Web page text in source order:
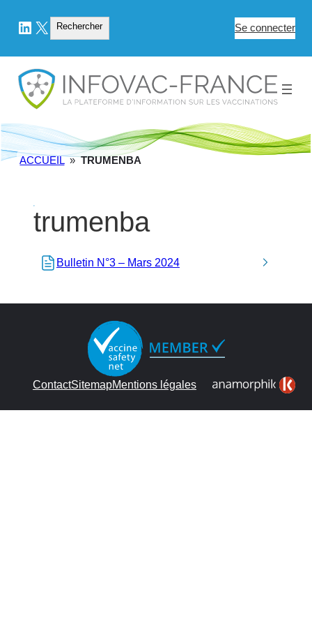
LinkedIn
X Rechercher
Rechercher Se connecter
ACCUEIL » TRUMENBA
trumenba
Bulletin N°3 – Mars 2024
ContactSitemapMentions légales